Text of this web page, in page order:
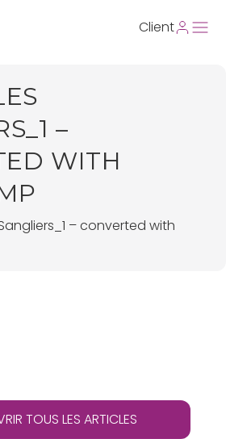
Client
–
WITH
– converted with
TOUS LES ARTICLES